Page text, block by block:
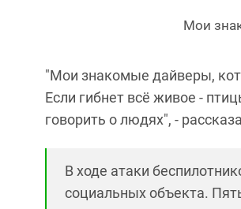
Мои
"Мои знакомые дайверы,
Если гибнет всё живое -
говорить о людях", -
В ходе атаки
социальных объекта.